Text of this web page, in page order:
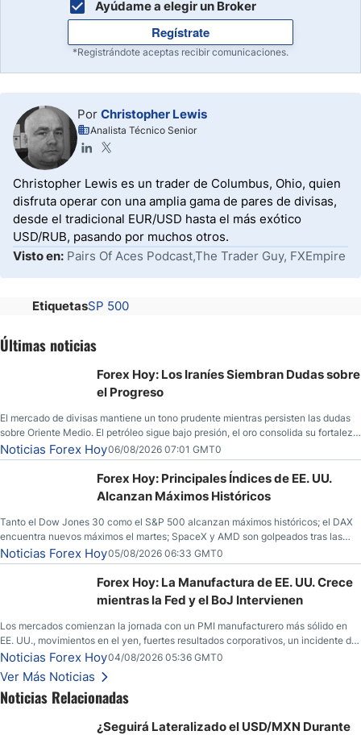
Ayúdame a elegir un Broker
Regístrate
*Registrándote aceptas recibir comunicaciones.
Por Christopher Lewis
Analista Técnico Senior
Christopher Lewis es un trader de Columbus, Ohio, quien
disfruta operar con una amplia gama de pares de divisas,
desde el tradicional EUR/USD hasta el más exótico
USD/RUB, pasando por muchos otros.
Visto en: Pairs Of Aces Podcast,The Trader Guy, FXEmpire
EtiquetasSP 500
Últimas noticias
Forex Hoy: Los Iraníes Siembran Dudas sobre
el Progreso
El mercado de divisas mantiene un tono prudente mientras persisten las dudas
sobre Oriente Medio. El petróleo sigue bajo presión, el oro consolida su fortaleza
y los operadores esperan nuevas referencias económicas desde Estados
Unidos.
Noticias Forex Hoy06/08/2026 07:01 GMT0
Forex Hoy: Principales Índices de EE. UU.
Alcanzan Máximos Históricos
Tanto el Dow Jones 30 como el S&P 500 alcanzan máximos históricos; el DAX
encuentra nuevos máximos el martes; SpaceX y AMD son golpeados tras las
llamadas de ganancias; el petróleo crudo cae por debajo de los $80 con nuevas
esperanzas; el dólar estadounidense continúa intentando estabilizarse frente al
yen; el peso mexicano ve un repunte a medida que las tasas caen en EE. UU.
Noticias Forex Hoy05/08/2026 06:33 GMT0
Forex Hoy: La Manufactura de EE. UU. Crece
mientras la Fed y el BoJ Intervienen
Los mercados comienzan la jornada con un PMI manufacturero más sólido en
EE. UU., movimientos en el yen, fuertes resultados corporativos, un incidente de
seguridad en Bitcoin y nuevas señales desde el mercado del petróleo.
Noticias Forex Hoy04/08/2026 05:36 GMT0
Ver Más Noticias
Noticias Relacionadas
¿Seguirá Lateralizado el USD/MXN Durante